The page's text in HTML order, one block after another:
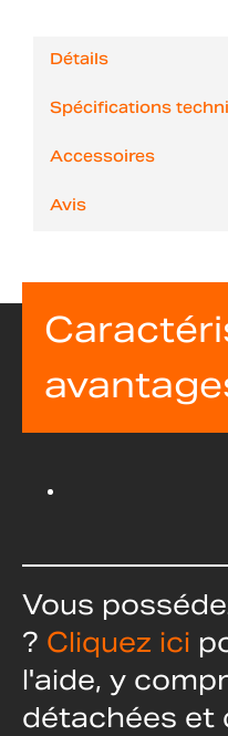
Détails
Spécifications
Accessoires
Avis
Vous
? Cliquez ici
l'aide, y
détachées et